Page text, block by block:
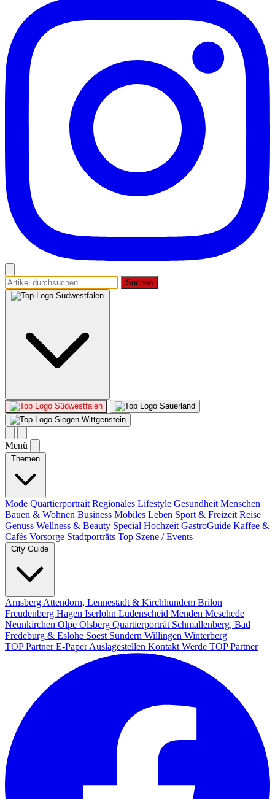
Suchen
Südwestfalen
Südwestfalen
Sauerland
Siegen-Wittgenstein
Menü
Themen
Mode Quartierportrait Regionales Lifestyle Gesundheit Menschen
Bauen & Wohnen Business Mobiles Leben Sport & Freizeit Reise
Genuss Wellness & Beauty Special Hochzeit GastroGuide Kaffee &
Cafés Vorsorge Stadtporträts Top Szene / Events
City Guide
Arnsberg Attendorn, Lennestadt & Kirchhundem Brilon
Freudenberg Hagen Iserlohn Lüdenscheid Menden Meschede
Neunkirchen Olpe Olsberg Quartierporträt Schmallenberg, Bad
Fredeburg & Eslohe Soest Sundern Willingen Winterberg
TOP PartnerE-PaperAuslagestellen Kontakt Werde TOP Partner